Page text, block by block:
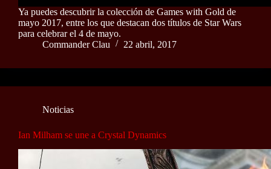
Ya puedes descubrir la colección de Games with Gold de
mayo 2017, entre los que destacan dos títulos de Star Wars
para celebrar el 4 de mayo.
Commander Clau
22 abril, 2017
Noticias
Ian Milham se une a Crystal Dynamics